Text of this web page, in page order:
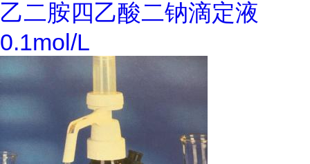
乙二胺四乙酸二钠滴定液
0.1mol/L